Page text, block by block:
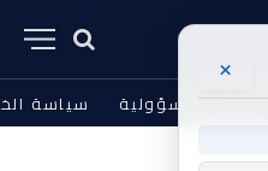
إخلاء المسؤولية سياسة
×